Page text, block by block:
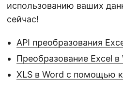
использованию ваших
сейчас!
API преобразования
Преобразование Excel в
XLS в Word с помощью